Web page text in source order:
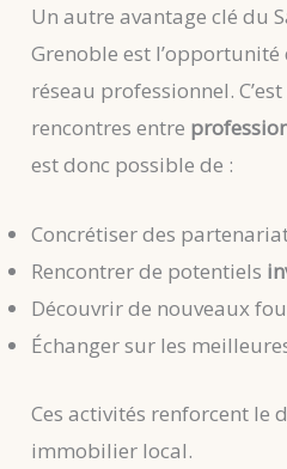
Un autre avantage clé du
Grenoble est
réseau professionnel.
rencontres entre
est donc possible de :
Concrétiser des
Rencontrer de potentiels
Découvrir de nouveaux
Échanger sur les
Ces activités renforcent le
immobilier local.